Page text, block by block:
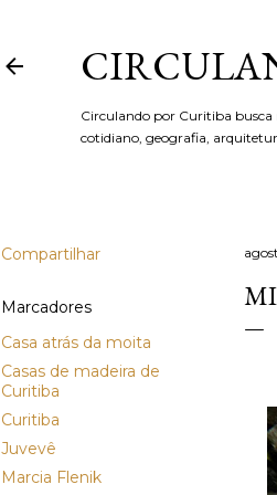
Circulando por Curitiba busca
cotidiano, geografia,
Compartilhar
Marcadores
Casa atrás da moita
Casas de madeira de
Curitiba
Curitiba
Juvevê
Marcia Flenik